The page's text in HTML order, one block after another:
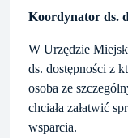
Koordynator ds.
W Urzędzie
ds. dostępności z
osoba ze
chciała załatwić
wsparcia.